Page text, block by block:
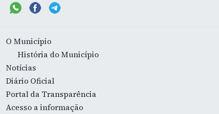
O Município
História do Município
Notícias
Diário Oficial
Portal da Transparência
Acesso a informação